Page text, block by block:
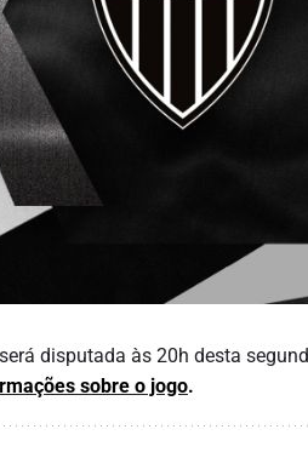
disputada às 20h desta
sobre o jogo.